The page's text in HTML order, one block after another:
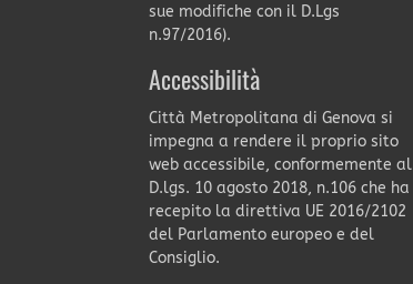
sue modifiche con il D.Lgs
n.97/2016).
Accessibilità
Città Metropolitana di Genova si
impegna a rendere il proprio sito
web accessibile, conformemente al
D.lgs. 10 agosto 2018, n.106 che ha
recepito la direttiva UE 2016/2102
del Parlamento europeo e del
Consiglio.